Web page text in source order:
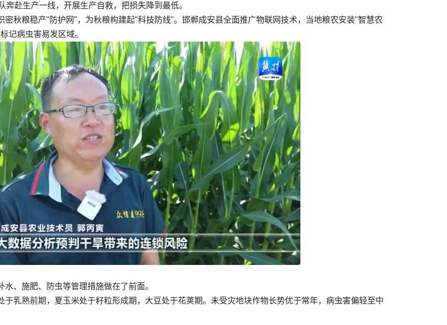
赴生产一线，开展生产自救，把损失降到最低。
秋粮稳产"防护网"，为秋粮构建起"科技防线"。邯郸成安县全面推广物联网技术，当地粮农安装"智慧农
记病虫害易发区域。
、施肥、防虫等管理措施做在了前面。
乳熟前期，夏玉米处于籽粒形成期，大豆处于花荚期。未受灾地块作物长势优于常年，病虫害偏轻至中